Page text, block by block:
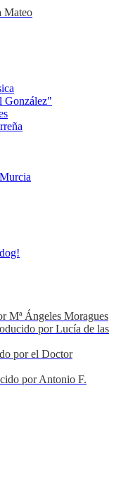
Mateo
González"
Mª Ángeles Moragues
por Lucía de las
por el Doctor
por Antonio F.